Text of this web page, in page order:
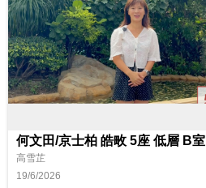
何文田/京士柏 皓畋 5座 低層 B室
高雪芷
19/6/2026